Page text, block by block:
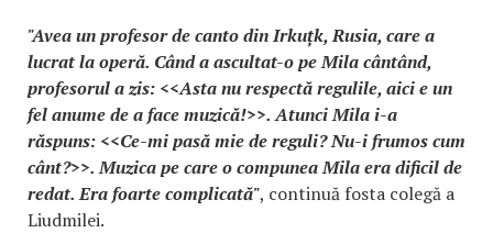
"Avea un profesor de canto din Irkuțk, Rusia, care a
lucrat la operă. Când a ascultat-o pe Mila cântând,
profesorul a zis: <<Asta nu respectă regulile, aici e un
fel anume de a face muzică!>>. Atunci Mila i-a
răspuns: <<Ce-mi pasă mie de reguli? Nu-i frumos cum
cânt?>>. Muzica pe care o compunea Mila era dificil de
redat. Era foarte complicată", continuă fosta colegă a
Liudmilei.